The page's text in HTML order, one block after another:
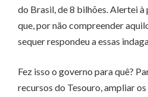
do Brasil, de 8 bilhões. Alertei
que, por não compreender
sequer respondeu a essas
Fez isso o governo para quê?
recursos do Tesouro, ampliar os